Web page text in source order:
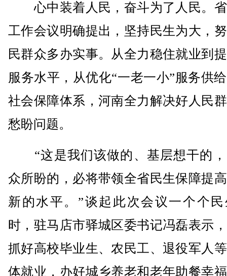
心中装着人民，奋斗为了人民。
工作会议明确提出，坚持民生为大，
民群众多办实事。从全力稳住就业到
服务水平，从优化“一老一小”服务供
社会保障体系，河南全力解决好人民
愁盼问题。
“这是我们该做的、基层想干的，
众所盼的，必将带领全省民生保障提
新的水平。”谈起此次会议一个个
时，驻马店市驿城区委书记冯磊表示
抓好高校毕业生、农民工、退役军人
体就业，办好城乡养老和老年助餐幸